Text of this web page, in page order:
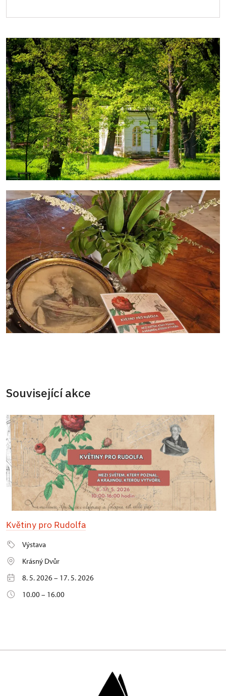
Související akce
Květiny pro Rudolfa
Výstava
Krásný Dvůr
8. 5. 2026 – 17. 5. 2026
10.00 – 16.00